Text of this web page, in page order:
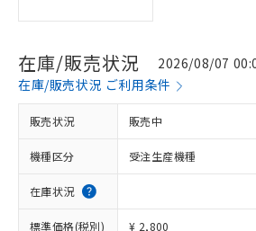
在庫/販売状況
2026/08/07
在庫/販売状況 ご利用条件
販売状況 販売中
機種区分 受注生産機種
在庫状況
標準価格(税別) ¥ 2,800